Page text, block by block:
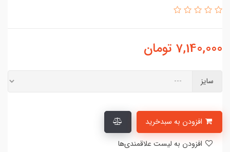
7,140,000 تومان
سایز